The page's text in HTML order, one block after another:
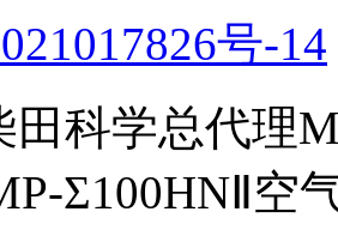
号-14
田科学总代理
Σ100HNⅡ空